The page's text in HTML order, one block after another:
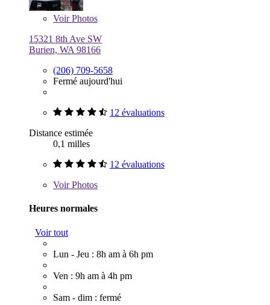
VoirPhotos
15321 8th Ave SW
Burien, WA 98166
(206) 709-5658
Fermé aujourd'hui
12 évaluations
Distance estimée
0,1 milles
12 évaluations
VoirPhotos
Heures normales
Voir tout
Lun - Jeu : 8h am à 6h pm
Ven : 9h am à 4h pm
Sam - dim : fermé